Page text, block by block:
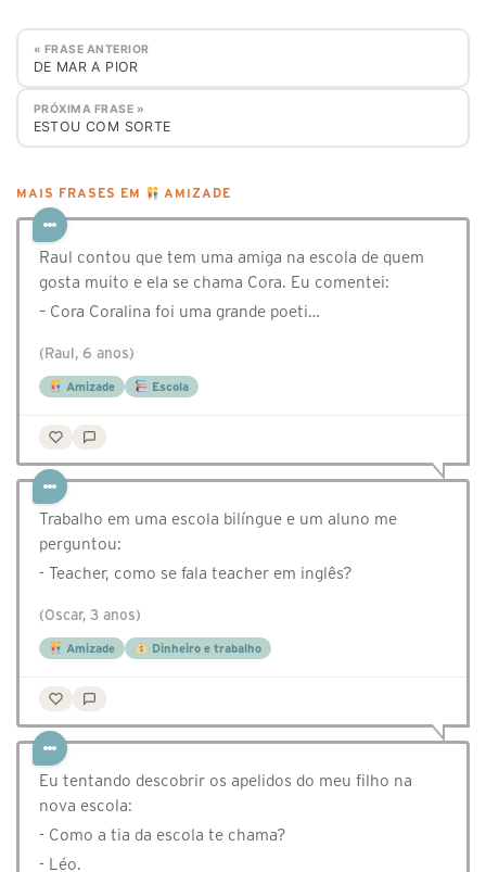
« FRASE ANTERIOR
DE MAR A PIOR
PRÓXIMA FRASE »
ESTOU COM SORTE
MAIS FRASES EM AMIZADE
Raul contou que tem uma amiga na escola de quem
gosta muito e ela se chama Cora. Eu comentei:
– Cora Coralina foi uma grande poeti…
(Raul, 6 anos)
Amizade Escola
Trabalho em uma escola bilíngue e um aluno me
perguntou:
- Teacher, como se fala teacher em inglês?
(Oscar, 3 anos)
Amizade Dinheiro e trabalho
Eu tentando descobrir os apelidos do meu filho na
nova escola:
- Como a tia da escola te chama?
- Léo.